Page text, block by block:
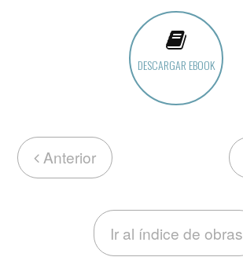
DESCARGAR EBOOK
Anterior
Ir al índice de obras